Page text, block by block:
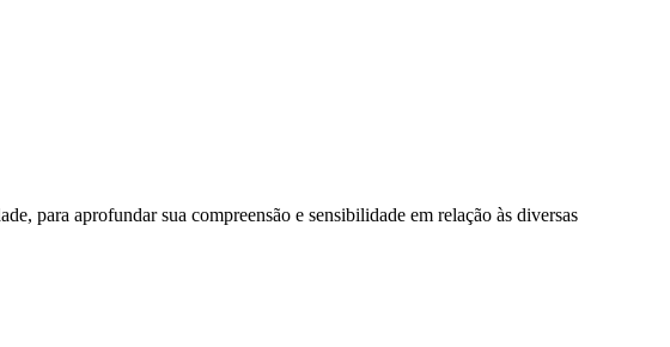
para aprofundar sua compreensão e sensibilidade em relação às diversas